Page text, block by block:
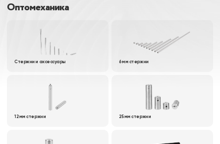
Оптомеханика
Стержни и аксессуары 6 мм стержни
12 мм стержни 25 мм стержни